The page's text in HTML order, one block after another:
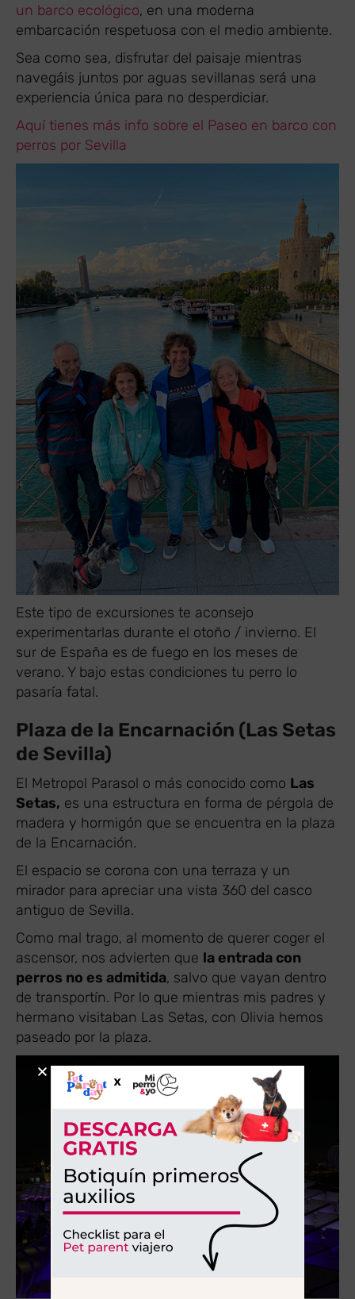
un barco ecológico, en una moderna
embarcación respetuosa con el medio ambiente.
Sea como sea, disfrutar del paisaje mientras
navegáis juntos por aguas sevillanas será una
experiencia única para no desperdiciar.
Aquí tienes más info sobre el Paseo en barco con
perros por Sevilla
Este tipo de excursiones te aconsejo
experimentarlas durante el otoño / invierno. El
sur de España es de fuego en los meses de
verano. Y bajo estas condiciones tu perro lo
pasaría fatal.
Plaza de la Encarnación (Las Setas
de Sevilla)
El Metropol Parasol o más conocido como Las
Setas, es una estructura en forma de pérgola de
madera y hormigón que se encuentra en la plaza
de la Encarnación.
El espacio se corona con una terraza y un
mirador para apreciar una vista 360 del casco
antiguo de Sevilla.
Como mal trago, al momento de querer coger el
ascensor, nos advierten que la entrada con
perros no es admitida, salvo que vayan dentro
de transportín. Por lo que mientras mis padres y
hermano visitaban Las Setas, con Olivia hemos
paseado por la plaza.